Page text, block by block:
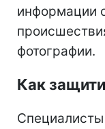
информации
фотографии.
Как